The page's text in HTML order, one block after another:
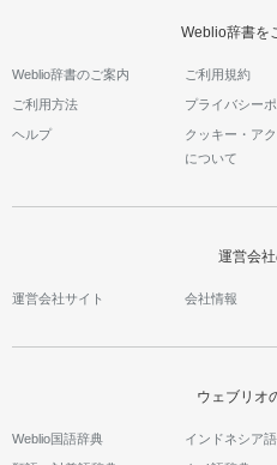
Weblio辞書を
Weblio辞書のご案内 ご利用規約
ご利用方法 プライバシー
ヘルプ
クッキー・ア
について
運営会
運営会社サイト 会社情報
ウェブリオ
Weblio国語辞典 インドネシア